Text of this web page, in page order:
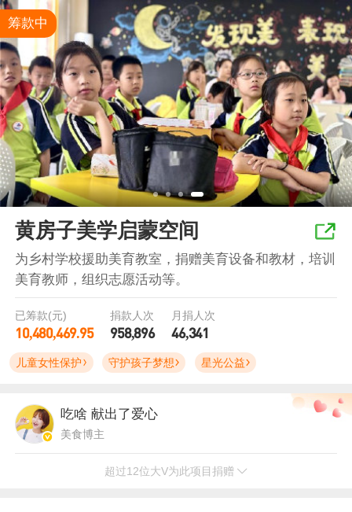
筹款中
黄房子美学启蒙空间
为乡村学校援助美育教室，捐赠美育设备和教材，培训
美育教师，组织志愿活动等。
已筹款(元)
10,480,469.95
捐款人次
958,896
月捐人次
46,341
儿童女性保护 守护孩子梦想 星光公益
吃啥 献出了爱心
美食博主
献出了爱心
超过12位大V为此项目捐赠